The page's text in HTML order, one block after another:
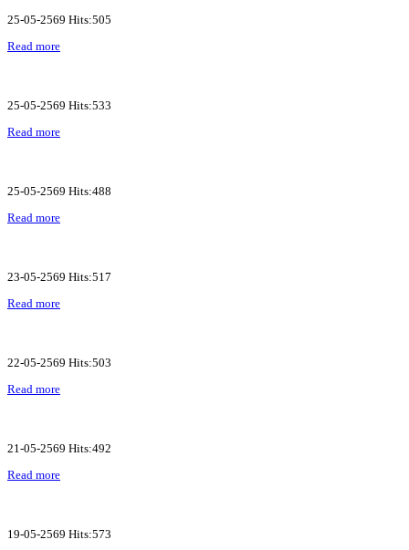
25-05-2569 Hits:505
Read more
25-05-2569 Hits:533
Read more
25-05-2569 Hits:488
Read more
23-05-2569 Hits:517
Read more
22-05-2569 Hits:503
Read more
21-05-2569 Hits:492
Read more
19-05-2569 Hits:573